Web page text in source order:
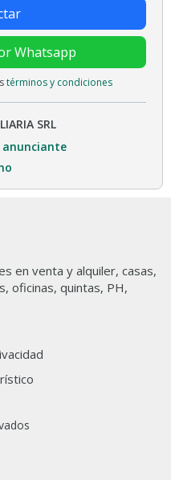
Whatsapp
términos y condiciones
SRL
anunciante
en venta y alquiler, casas,
oficinas, quintas, PH,